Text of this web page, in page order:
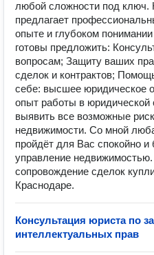
любой сложности под ключ.
предлагает
опыте и глубоком
готовы предложить:
вопросам; Защиту ваших
сделок и контрактов;
себе: высшее юридическое
опыт работы в
выявить все возможные
недвижимости. Со мной
пройдёт для Вас спокойно
управление
сопровождение сделок
Краснодаре.
Консультация юриста по
интеллектуальных прав